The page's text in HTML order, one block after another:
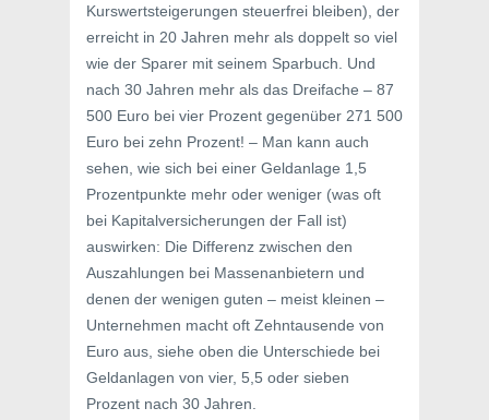
Kurswertsteigerungen steuerfrei bleiben), der
erreicht in 20 Jahren mehr als doppelt so viel
wie der Sparer mit seinem Sparbuch. Und
nach 30 Jahren mehr als das Dreifache – 87
500 Euro bei vier Prozent gegenüber 271 500
Euro bei zehn Prozent! – Man kann auch
sehen, wie sich bei einer Geldanlage 1,5
Prozentpunkte mehr oder weniger (was oft
bei Kapitalversicherungen der Fall ist)
auswirken: Die Differenz zwischen den
Auszahlungen bei Massenanbietern und
denen der wenigen guten – meist kleinen –
Unternehmen macht oft Zehntausende von
Euro aus, siehe oben die Unterschiede bei
Geldanlagen von vier, 5,5 oder sieben
Prozent nach 30 Jahren.